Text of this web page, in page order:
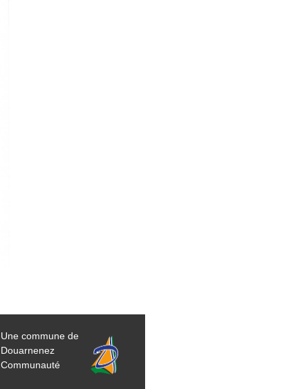
Une commune de
Douarnenez
Communauté